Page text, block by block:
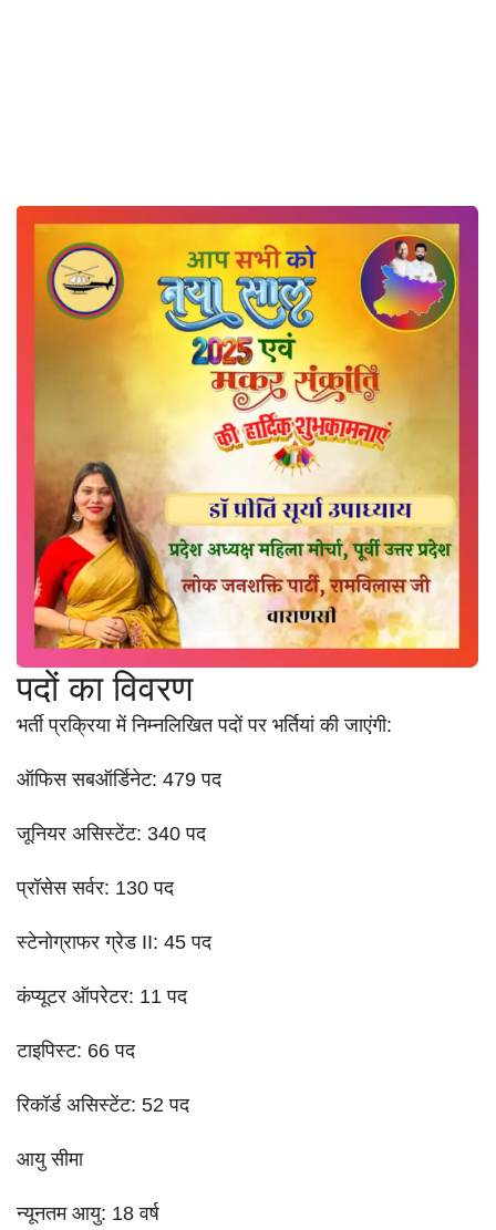
पदों का विवरण
भर्ती प्रक्रिया में निम्नलिखित पदों पर भर्तियां की जाएंगी:
ऑफिस सबऑर्डिनेट: 479 पद
जूनियर असिस्टेंट: 340 पद
प्रॉसेस सर्वर: 130 पद
स्टेनोग्राफर ग्रेड II: 45 पद
कंप्यूटर ऑपरेटर: 11 पद
टाइपिस्ट: 66 पद
रिकॉर्ड असिस्टेंट: 52 पद
आयु सीमा
न्यूनतम आयु: 18 वर्ष